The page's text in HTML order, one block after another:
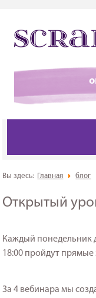
Вы здесь: Главная блог
Открытый
Каждый понедельник
18:00 пройдут
За 4 вебинара мы